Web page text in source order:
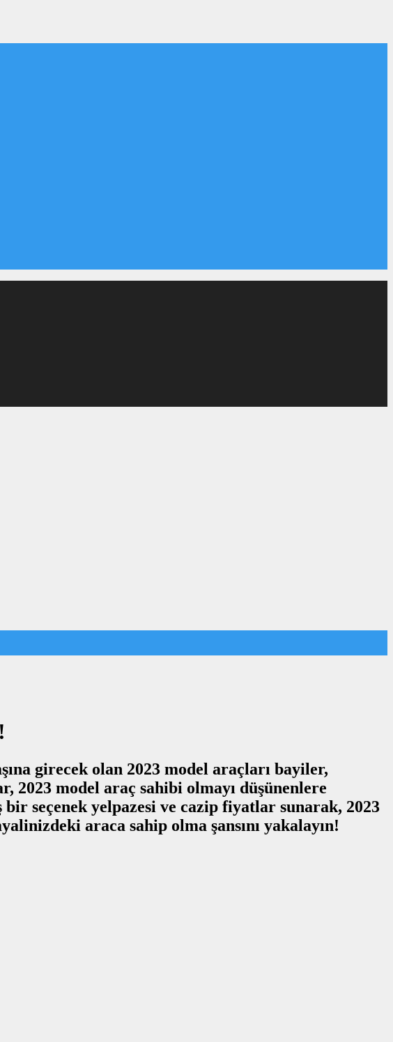
girecek olan 2023 model araçları bayiler,
2023 model araç sahibi olmayı düşünenlere
seçenek yelpazesi ve cazip fiyatlar sunarak, 2023
araca sahip olma şansını yakalayın!